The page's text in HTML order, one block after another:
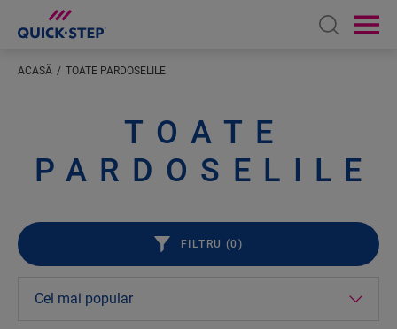
Open
ACASĂ TOATE PARDOSELILE
TOATE
PARDOSELILE
FILTRU (0)